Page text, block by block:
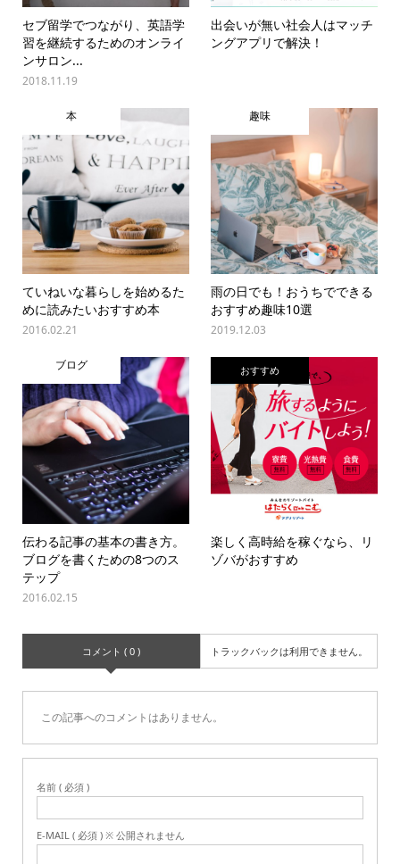
セブ留学でつながり、英語学
習を継続するためのオンライ
ンサロン...
2018.11.19
出会いが無い社会人はマッチ
ングアプリで解決！
本
ていねいな暮らしを始めるた
めに読みたいおすすめ本
2016.02.21
趣味
雨の日でも！おうちでできる
おすすめ趣味10選
2019.12.03
ブログ
伝わる記事の基本の書き方。
ブログを書くための8つのス
テップ
2016.02.15
おすすめ
楽しく高時給を稼ぐなら、リ
ゾバがおすすめ
コメント ( 0 ) トラックバックは利用できません。
この記事へのコメントはありません。
名前 ( 必須 )
E-MAIL ( 必須 ) ※ 公開されません